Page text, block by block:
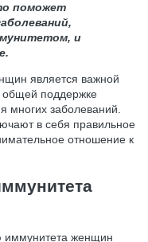
поможет
и
является важной
общей поддержке
многих заболеваний.
в себя правильное
отношение к
иммунитета женщин